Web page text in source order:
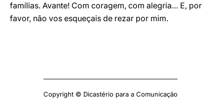
famílias. Avante! Com coragem, com alegria… E, por
favor, não vos esqueçais de rezar por mim.
Copyright © Dicastério para a Comunicação